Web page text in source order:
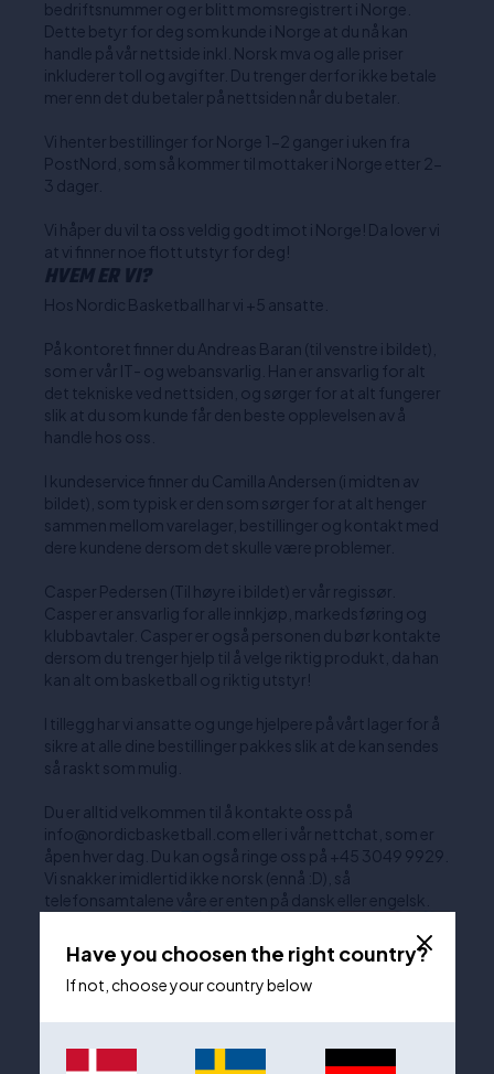
bedriftsnummer og er blitt momsregistrert i Norge.
Dette betyr for deg som kunde i Norge at du nå kan
handle på vår nettside inkl. Norsk mva og alle priser
inkluderer toll og avgifter. Du trenger derfor ikke betale
mer enn det du betaler på nettsiden når du betaler.
Vi henter bestillinger for Norge 1-2 ganger i uken fra
PostNord, som så kommer til mottaker i Norge etter 2-
3 dager.
Vi håper du vil ta oss veldig godt imot i Norge! Da lover vi
at vi finner noe flott utstyr for deg!
HVEM ER VI?
Hos Nordic Basketball har vi +5 ansatte.
På kontoret finner du Andreas Baran (til venstre i bildet),
som er vår IT- og webansvarlig. Han er ansvarlig for alt
det tekniske ved nettsiden, og sørger for at alt fungerer
slik at du som kunde får den beste opplevelsen av å
handle hos oss.
I kundeservice finner du Camilla Andersen (i midten av
bildet), som typisk er den som sørger for at alt henger
sammen mellom varelager, bestillinger og kontakt med
dere kundene dersom det skulle være problemer.
Casper Pedersen (Til høyre i bildet) er vår regissør.
Casper er ansvarlig for alle innkjøp, markedsføring og
klubbavtaler. Casper er også personen du bør kontakte
dersom du trenger hjelp til å velge riktig produkt, da han
kan alt om basketball og riktig utstyr!
I tillegg har vi ansatte og unge hjelpere på vårt lager for å
sikre at alle dine bestillinger pakkes slik at de kan sendes
så raskt som mulig.
Du er alltid velkommen til å kontakte oss på
info@nordicbasketball.com eller i vår nettchat, som er
åpen hver dag. Du kan også ringe oss på +45 3049 9929.
Vi snakker imidlertid ikke norsk (ennå :D), så
telefonsamtalene våre er enten på dansk eller engelsk.
Have you choosen the right country?
If not, choose your country below